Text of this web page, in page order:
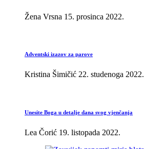
Žena Vrsna 15. prosinca 2022.
Adventski izazov za parove
Kristina Šimičić 22. studenoga 2022.
Unesite Boga u detalje dana svog vjenčanja
Lea Čorić 19. listopada 2022.